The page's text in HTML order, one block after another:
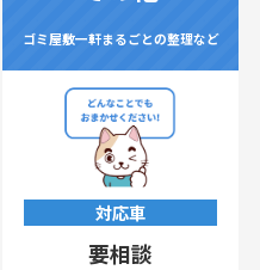
ゴミ屋敷一軒まるごとの整理など
対応車
要相談